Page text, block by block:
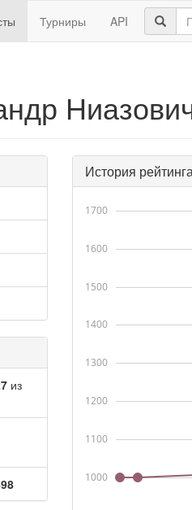
Турниры API
из
История
1000
1100
1200
1300
1400
1500
1600
1700